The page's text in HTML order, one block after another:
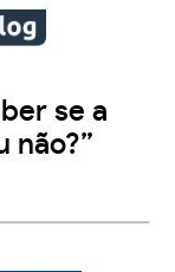
se a
não?”